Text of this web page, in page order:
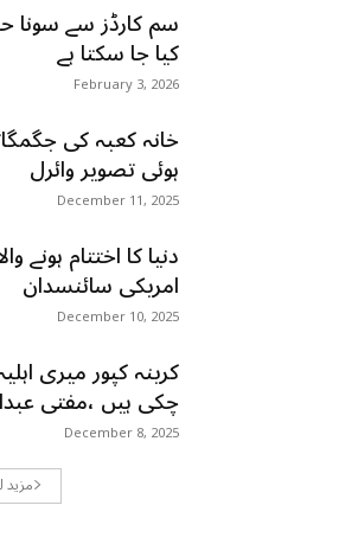
سم کارڈز سے سونا
کیا جا سکتا ہے
February 3, 2026
خانہ کعبہ کی
ہوئی تصویر وائرل
December 11, 2025
دنیا کا اختتام ہونے
امریکی سائنسدان
December 10, 2025
کرینہ کپور میری
چکی ہیں ،مفتی
December 8, 2025
مزید